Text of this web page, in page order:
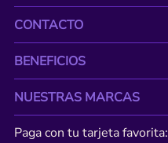
CONTACTO
BENEFICIOS
NUESTRAS MARCAS
Paga con tu tarjeta favorita: